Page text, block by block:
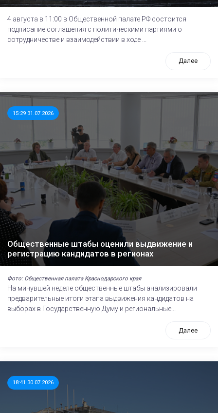
4 августа в 11:00 в Общественной палате РФ состоится
подписание соглашения с политическими партиями о
сотрудничестве и взаимодействии в ходе ...
Далее
15:29 31.07.2026
Общественные штабы оценили выдвижение и
регистрацию кандидатов в регионах
Фото: Общественная палата Краснодарского края
На минувшей неделе общественные штабы анализировали
предварительные итоги этапа выдвижения кандидатов на
выборах в Государственную Думу и региональные...
Далее
18:41 30.07.2026